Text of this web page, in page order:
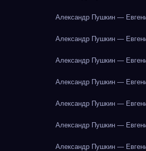
Александр Пушкин —
Александр Пушкин —
Александр Пушкин —
Александр Пушкин —
Александр Пушкин —
Александр Пушкин —
Александр Пушкин —